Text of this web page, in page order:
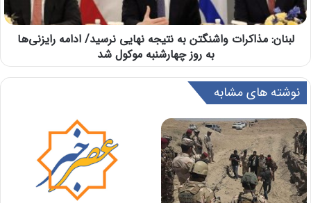
لبنان: مذاکرات واشنگتن به نتیجه نهایی نرسید/ ادامه رایزنی‌ها
به روز چهارشنبه موکول شد
نوشته های مشابه